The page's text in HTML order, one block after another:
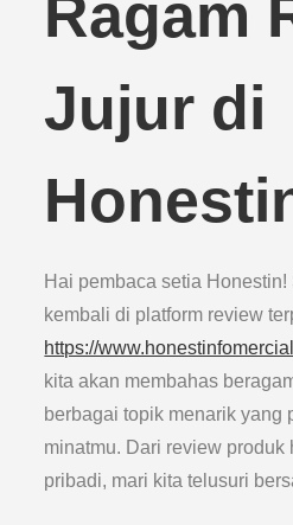
Ragam
Jujur di
Hai pembaca setia
kembali di platform review
https://
kita akan membahas
berbagai topik menarik yang
minatmu. Dari review produk
pribadi, mari kita telusuri